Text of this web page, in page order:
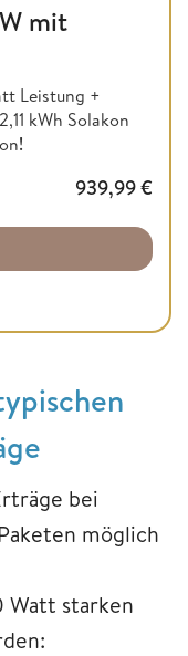
mit
Leistung +
kWh Solakon
!
939,99€
bei
möglich
Watt starken